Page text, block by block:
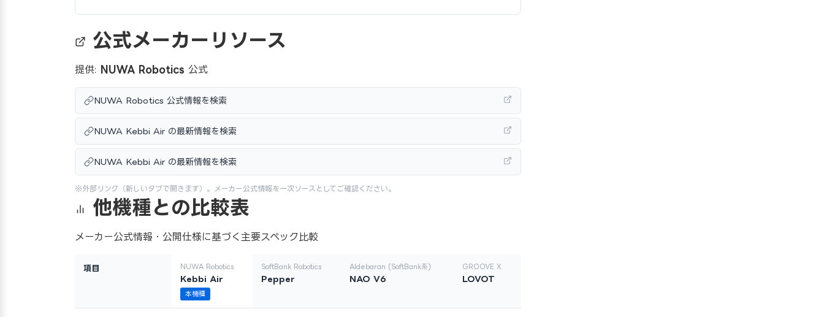
公式メーカーリソース
提供: NUWA Robotics 公式
NUWA Robotics 公式情報を検索
NUWA Kebbi Air の最新情報を検索
NUWA Kebbi Air の最新情報を検索
※外部リンク（新しいタブで開きます）。メーカー公式情報を一次ソースとしてご確認ください。
他機種との比較表
メーカー公式情報・公開仕様に基づく主要スペック比較
項目 NUWA Robotics
Kebbi Air
本機種
SoftBank Robotics
Pepper
Aldebaran (SoftBank系)
NAO V6
GROOVE X
LOVOT